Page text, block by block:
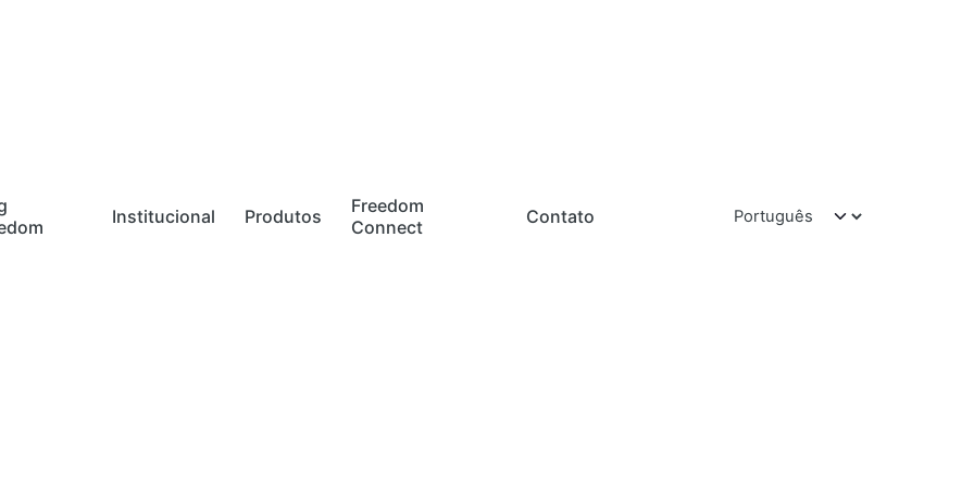
Institucional Produtos
Freedom
Connect
Contato